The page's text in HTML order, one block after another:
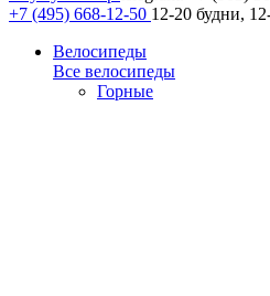
+7 (495) 668-12-50 12-20 будни,
Велосипеды
Все велосипеды
Горные